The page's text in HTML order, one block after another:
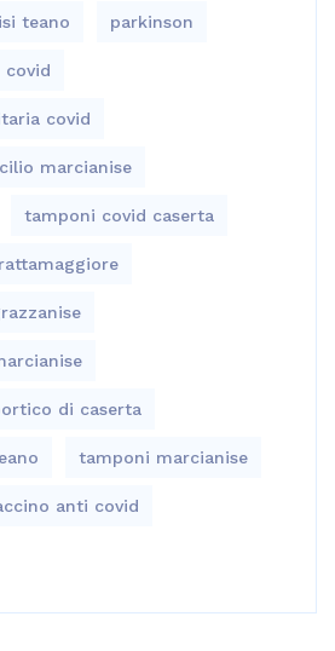
teano parkinson
covid
covid
marcianise
tamponi covid caserta
di caserta
tamponi marcianise
anti covid